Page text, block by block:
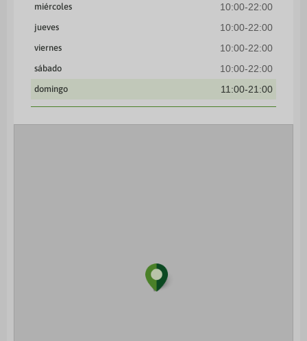
miércoles 10:00-22:00
jueves 10:00-22:00
viernes 10:00-22:00
sábado 10:00-22:00
domingo 11:00-21:00